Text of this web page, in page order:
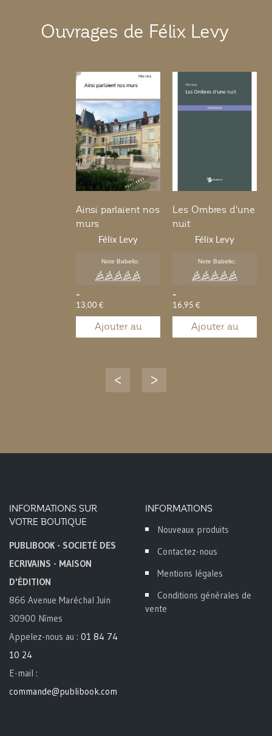
Ouvrages de Félix Levy
Ainsi parlaient nos
murs
Félix Levy
Note Babelio:
-
13,00 €
Ajouter au
Les Ombres d'une
nuit
Félix Levy
Note Babelio:
-
16,95 €
Ajouter au
INFORMATIONS SUR
VOTRE BOUTIQUE
PUBLIBOOK - SOCIETÉ DES
ECRIVAINS - MAISON
D'ÉDITION
866 Avenue Maréchal Juin
30900 Nîmes
Appelez-nous au : 01 84 74
10 24
E-mail :
commande@publibook.com
INFORMATIONS
Nouveaux produits
Contactez-nous
Mentions légales
Conditions générales de
vente